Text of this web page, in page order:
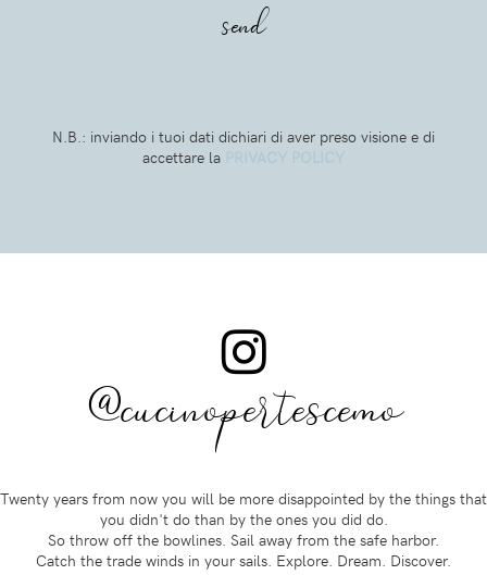
N.B.: inviando i tuoi dati dichiari di aver preso visione e di
accettare la
@cucinopertescemo
Twenty years from now you will be more disappointed by the things that
you didn't do than by the ones you did do.
So throw off the bowlines. Sail away from the safe harbor.
Catch the trade winds in your sails. Explore. Dream. Discover.